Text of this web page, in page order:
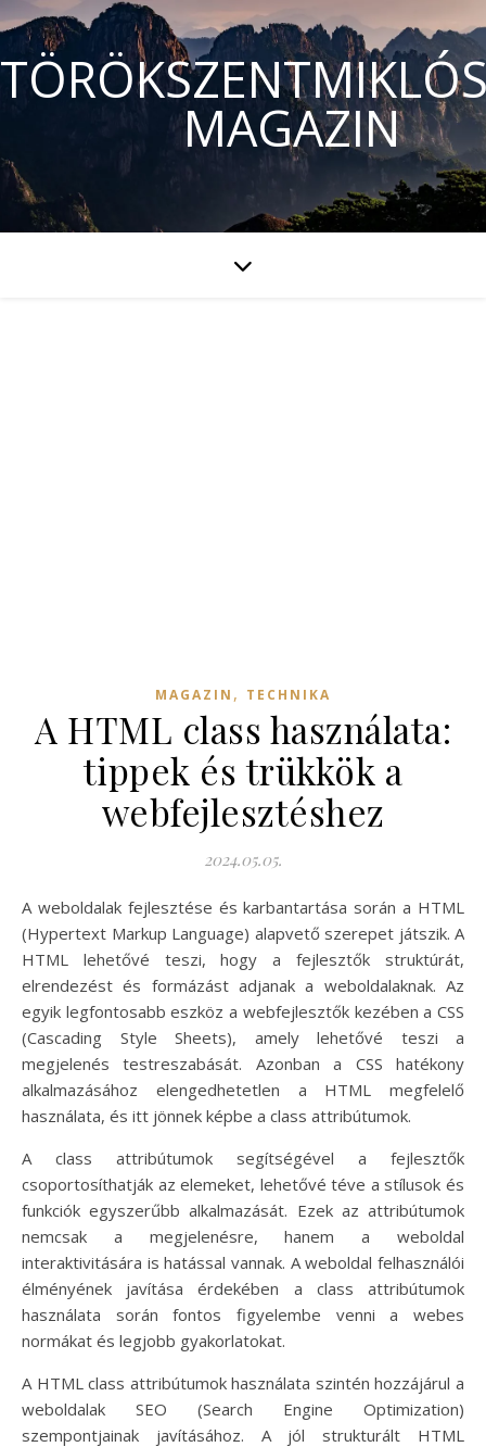
MAGAZIN
MAGAZIN , TECHNIKA
A HTML class használata:
tippek és trükkök a
webfejlesztéshez
2024.05.05.
A weboldalak fejlesztése és karbantartása során a HTML
(Hypertext Markup Language) alapvető szerepet játszik. A
HTML lehetővé teszi, hogy a fejlesztők struktúrát,
elrendezést és formázást adjanak a weboldalaknak. Az
egyik legfontosabb eszköz a webfejlesztők kezében a CSS
(Cascading Style Sheets), amely lehetővé teszi a
megjelenés testreszabását. Azonban a CSS hatékony
alkalmazásához elengedhetetlen a HTML megfelelő
használata, és itt jönnek képbe a class attribútumok.
A class attribútumok segítségével a fejlesztők
csoportosíthatják az elemeket, lehetővé téve a stílusok és
funkciók egyszerűbb alkalmazását. Ezek az attribútumok
nemcsak a megjelenésre, hanem a weboldal
interaktivitására is hatással vannak. A weboldal felhasználói
élményének javítása érdekében a class attribútumok
használata során fontos figyelembe venni a webes
normákat és legjobb gyakorlatokat.
A HTML class attribútumok használata szintén hozzájárul a
weboldalak SEO (Search Engine Optimization)
szempontjainak javításához. A jól strukturált HTML